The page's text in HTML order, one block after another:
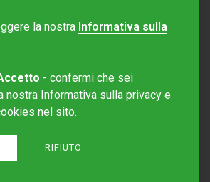
Rotostampa SA
creato daRedesign
la nostra Informativa sulla
- confermi che sei
nostra Informativa sulla privacy e
nel sito.
RIFIUTO